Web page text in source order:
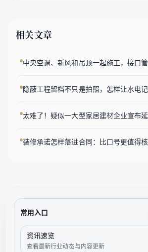
相关文章
中央空调、新风和吊顶一起施工，接口
隐蔽工程留档不只是拍照，怎样让水电
太难了！疑似一大型家居建材企业宣布延
装修承诺怎样落进合同：比口号更值得
常用入口
资讯速览
查看最新行业动态与内容更新